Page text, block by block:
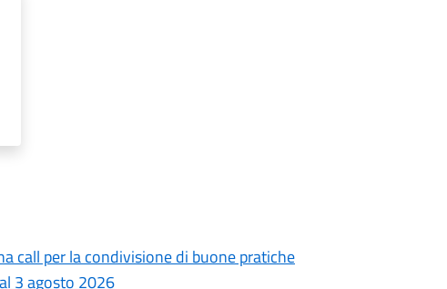
call per la condivisione di buone pratiche
3 agosto 2026